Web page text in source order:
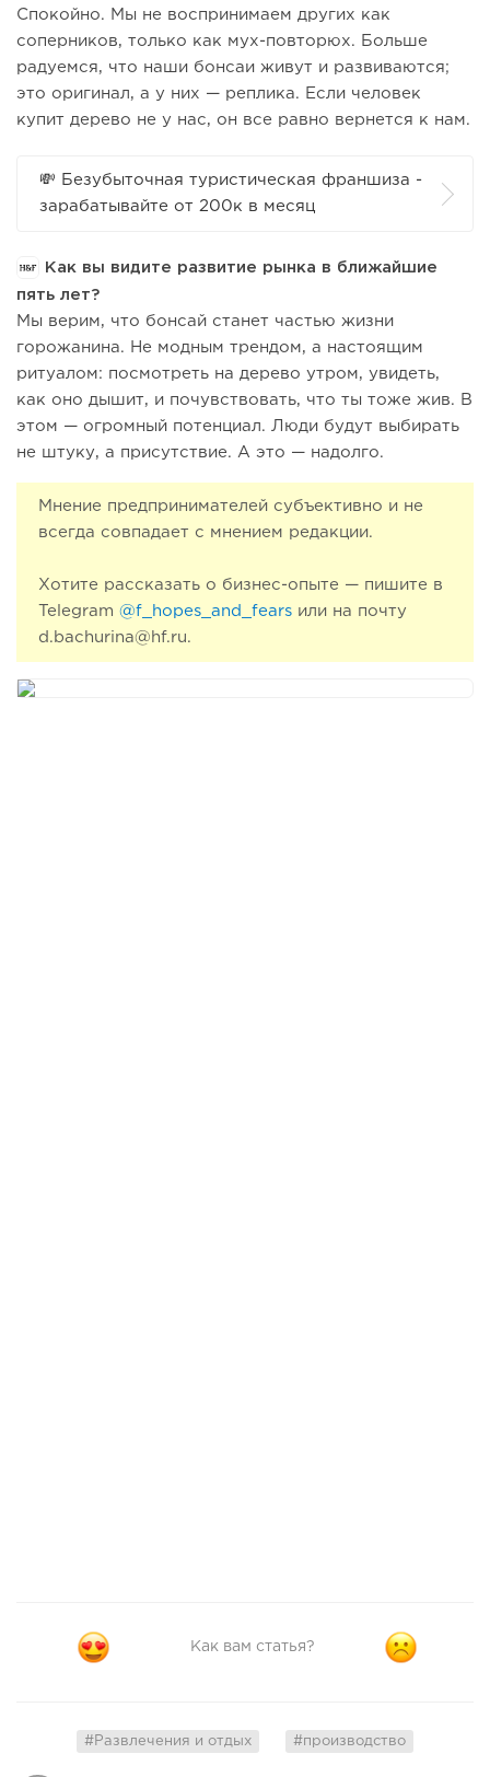
Спокойно. Мы не воспринимаем других как
соперников, только как мух-повторюх. Больше
радуемся, что наши бонсаи живут и развиваются;
это оригинал, а у них — реплика. Если человек
купит дерево не у нас, он все равно вернется к нам.
💸 Безубыточная туристическая франшиза -
зарабатывайте от 200к в месяц
Как вы видите развитие рынка в ближайшие
пять лет?
Мы верим, что бонсай станет частью жизни
горожанина. Не модным трендом, а настоящим
ритуалом: посмотреть на дерево утром, увидеть,
как оно дышит, и почувствовать, что ты тоже жив. В
этом — огромный потенциал. Люди будут выбирать
не штуку, а присутствие. А это — надолго.
Мнение предпринимателей субъективно и не
всегда совпадает с мнением редакции.
Хотите рассказать о бизнес-опыте — пишите в
Telegram @f_hopes_and_fears или на почту
d.bachurina@hf.ru.
Как вам статья?
#Развлечения и отдых #производство